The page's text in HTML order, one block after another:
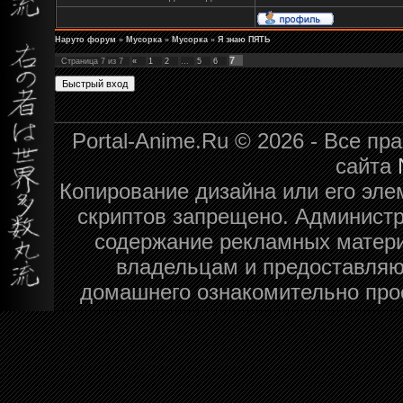
Наруто форум » Мусорка » Мусорка » Я знаю ПЯТЬ
Страница 7 из 7 « 1 2 5 6 7
Portal-Anime.Ru © 2026 - Все
сайта
Копирование дизайна или его
скриптов запрещено.
содержание рекламных
владельцам и
домашнего ознакомительно